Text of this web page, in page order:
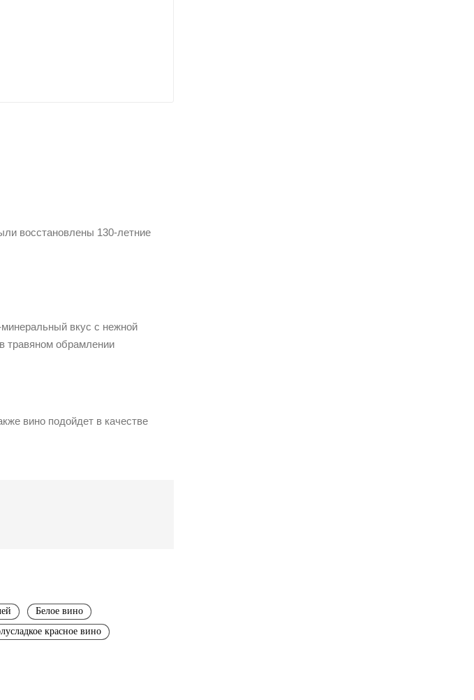
восстановлены 130-летние
вкус с нежной
травяном обрамлении
вино подойдет в качестве
Белое вино
красное вино